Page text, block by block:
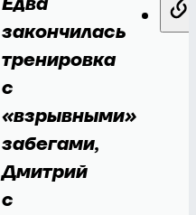
закончилась
тренировка
с
«взрывными»
забегами,
Дмитрий
с